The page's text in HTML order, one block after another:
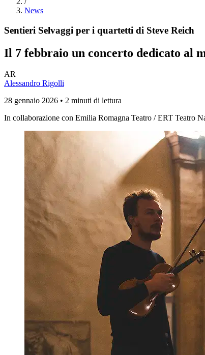
News
Sentieri Selvaggi per i quartetti di Steve Reich
Il 7 febbraio un concerto dedicato al
AR
Alessandro Rigolli
28 gennaio 2026 • 2 minuti di lettura
In collaborazione con Emilia Romagna Teatro / ERT Teatro